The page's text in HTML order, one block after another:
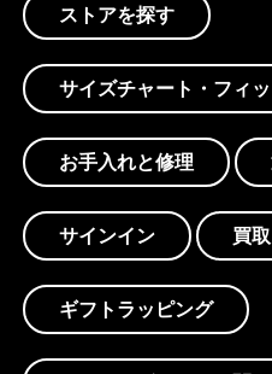
ストアを探す
サイズチャート・フィ
お手入れと修理
サインイン 買取
ギフトラッピング